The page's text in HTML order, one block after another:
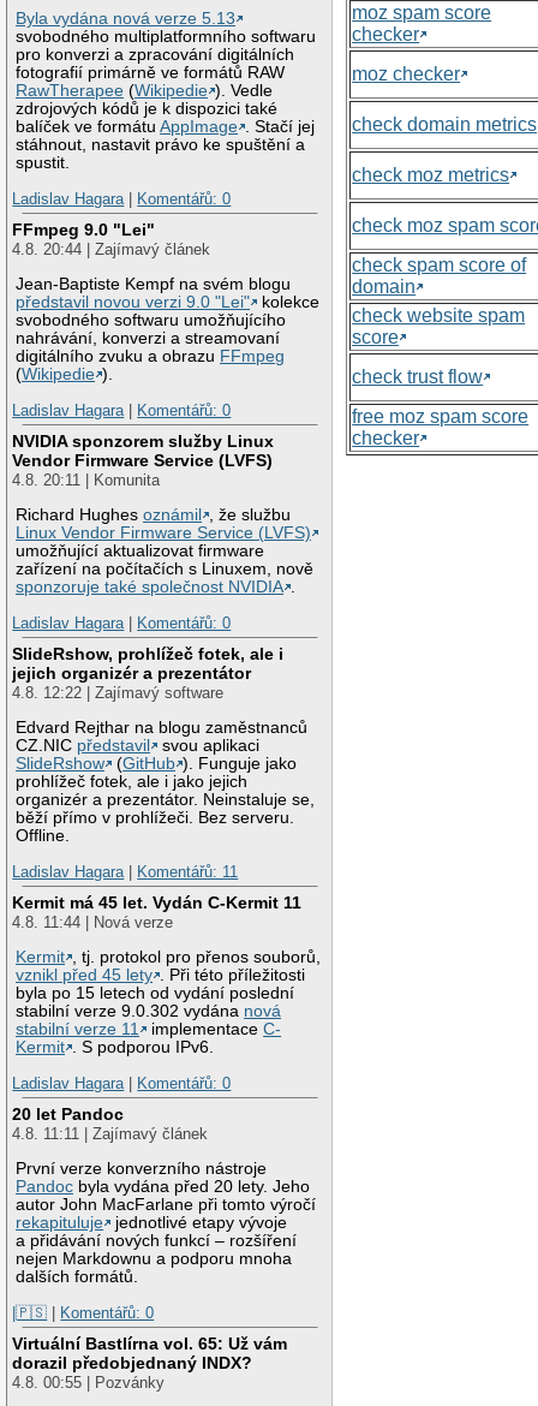
Byla vydána nová verze 5.13
svobodného multiplatformního softwaru
pro konverzi a zpracování digitálních
fotografií primárně ve formátů RAW
RawTherapee (Wikipedie ). Vedle
zdrojových kódů je k dispozici také
balíček ve formátuAppImage . Stačí jej
stáhnout, nastavit právo ke spuštění a
spustit.
Ladislav Hagara
Komentářů: 0
FFmpeg 9.0 "Lei"
4.8. 20:44 | Zajímavý článek
Jean-Baptiste Kempf na svém blogu
představil novou verzi 9.0 "Lei"
kolekce
svobodného softwaru umožňujícího
nahrávání, konverzi a streamovaní
digitálního zvuku a obrazu FFmpeg
(Wikipedie ).
Ladislav Hagara
Komentářů: 0
NVIDIA sponzorem služby Linux
Vendor Firmware Service (LVFS)
4.8. 20:11 | Komunita
Richard Hughesoznámil
, že službu
Linux Vendor Firmware Service (LVFS)
umožňující aktualizovat firmware
zařízení na počítačích s Linuxem, nově
sponzoruje také společnost NVIDIA .
Ladislav Hagara | Komentářů: 0
SlideRshow, prohlížeč fotek, ale i
jejich organizér a prezentátor
4.8. 12:22 | Zajímavý software
Edvard Rejthar na blogu zaměstnanců
CZ.NIC představil
svou aplikaci
SlideRshow
(GitHub ). Funguje jako
prohlížeč fotek, ale i jako jejich
organizér a prezentátor. Neinstaluje se,
běží přímo v prohlížeči. Bez serveru.
Offline.
Ladislav Hagara | Komentářů: 11
Kermit má 45 let. Vydán C-Kermit 11
4.8. 11:44 | Nová verze
Kermit , tj. protokol pro přenos souborů,
vznikl před 45 lety . Při této příležitosti
byla po 15 letech od vydání poslední
stabilní verze 9.0.302 vydána nová
stabilní verze 11
implementaceC-
Kermit . S podporou IPv6.
Ladislav Hagara | Komentářů: 0
20 let Pandoc
4.8. 11:11 | Zajímavý článek
První verze konverzního nástroje
Pandoc byla vydána před 20 lety. Jeho
autor John MacFarlane při tomto výročí
rekapituluje
jednotlivé etapy vývoje
a přidávání nových funkcí – rozšíření
nejen Markdownu a podporu mnoha
dalších formátů.
|🇵🇸 | Komentářů: 0
Virtuální Bastlírna vol. 65: Už vám
dorazil předobjednaný INDX?
4.8. 00:55 | Pozvánky
moz spam score
checker
moz checker
check domain metrics
check moz metrics
check moz spam
check spam score of
domain
check website spam
score
check trust flow
free moz spam score
checker